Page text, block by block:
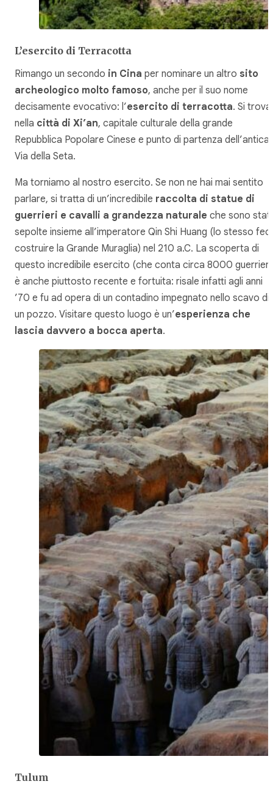
L’esercito di Terracotta
Rimango un secondo in Cina per nominare un altro sito
archeologico molto famoso, anche per il suo nome
decisamente evocativo: l’esercito di terracotta. Si trova
nella città di Xi’an, capitale culturale della grande
Repubblica Popolare Cinese e punto di partenza dell’antica
Via della Seta.
Ma torniamo al nostro esercito. Se non ne hai mai sentito
parlare, si tratta di un’incredibile raccolta di statue di
guerrieri e cavalli a grandezza naturale che sono
sepolte insieme all’imperatore Qin Shi Huang (lo stesso
costruire la Grande Muraglia) nel 210 a.C. La scoperta di
questo incredibile esercito (che conta circa 8000
è anche piuttosto recente e fortuita: risale infatti agli anni
’70 e fu ad opera di un contadino impegnato nello scavo di
un pozzo. Visitare questo luogo è un’esperienza che
lascia davvero a bocca aperta.
Tulum